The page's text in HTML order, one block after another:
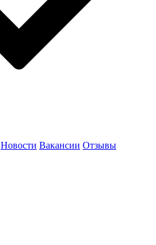
Новости Вакансии Отзывы